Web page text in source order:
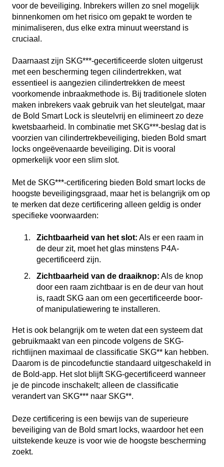
voor de beveiliging. Inbrekers willen zo snel mogelijk
binnenkomen om het risico om gepakt te worden te
minimaliseren, dus elke extra minuut weerstand is
cruciaal.
Daarnaast zijn SKG***-gecertificeerde sloten uitgerust
met een bescherming tegen cilindertrekken, wat
essentieel is aangezien cilindertrekken de meest
voorkomende inbraakmethode is. Bij traditionele sloten
maken inbrekers vaak gebruik van het sleutelgat, maar
de Bold Smart Lock is sleutelvrij en elimineert zo deze
kwetsbaarheid. In combinatie met SKG***-beslag dat is
voorzien van cilindertrekbeveiliging, bieden Bold smart
locks ongeëvenaarde beveiliging. Dit is vooral
opmerkelijk voor een slim slot.
Met de SKG***-certificering bieden Bold smart locks de
hoogste beveiligingsgraad, maar het is belangrijk om op
te merken dat deze certificering alleen geldig is onder
specifieke voorwaarden:
Zichtbaarheid van het slot: Als er een raam in
de deur zit, moet het glas minstens P4A-
gecertificeerd zijn.
Zichtbaarheid van de draaiknop: Als de knop
door een raam zichtbaar is en de deur van hout
is, raadt SKG aan om een gecertificeerde boor-
of manipulatiewering te installeren.
Het is ook belangrijk om te weten dat een systeem dat
gebruikmaakt van een pincode volgens de SKG-
richtlijnen maximaal de classificatie SKG** kan hebben.
Daarom is de pincodefunctie standaard uitgeschakeld in
de Bold-app. Het slot blijft SKG-gecertificeerd wanneer
je de pincode inschakelt; alleen de classificatie
verandert van SKG*** naar SKG**.
Deze certificering is een bewijs van de superieure
beveiliging van de Bold smart locks, waardoor het een
uitstekende keuze is voor wie de hoogste bescherming
zoekt.